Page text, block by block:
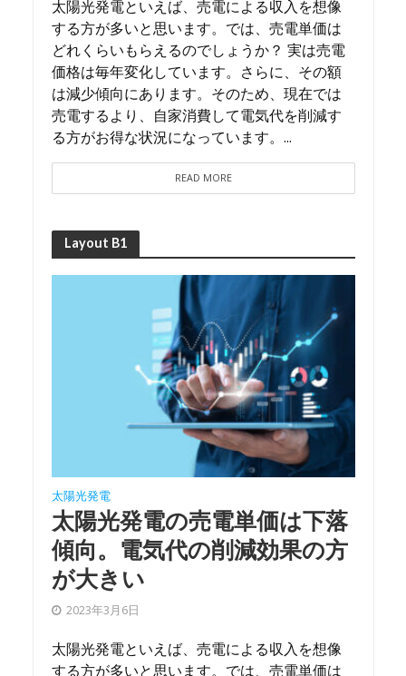
太陽光発電といえば、売電による収入を想像
する方が多いと思います。では、売電単価は
どれくらいもらえるのでしょうか？ 実は売電
価格は毎年変化しています。さらに、その額
は減少傾向にあります。そのため、現在では
売電するより、自家消費して電気代を削減す
る方がお得な状況になっています。...
READ MORE
Layout B1
太陽光発電
太陽光発電の売電単価は下落
傾向。電気代の削減効果の方
が大きい
2023年3月6日
太陽光発電といえば、売電による収入を想像
する方が多いと思います。では、売電単価は